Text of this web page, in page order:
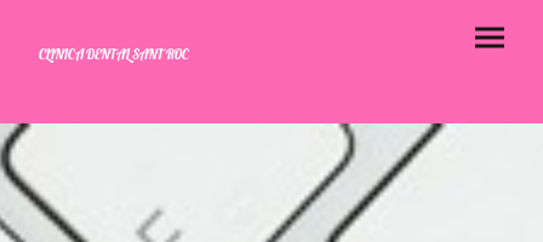
CLINICA DENTAL SANT ROC